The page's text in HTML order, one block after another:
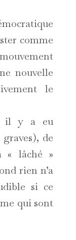
comme
nouvelle
le
il y a eu
graves), de
« lâché »
rien n’a
si ce
qui sont